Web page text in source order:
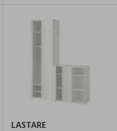
LASTARE